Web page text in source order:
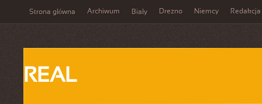
Strona główna Archiwum Biały Drezno Niemcy Redakcja
REAL